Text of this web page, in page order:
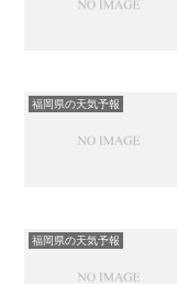
福岡県の天気予報
福岡県の天気予報